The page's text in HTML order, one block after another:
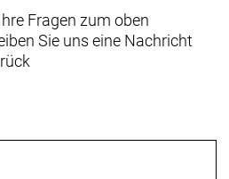
Fragen zum oben
Sie uns eine Nachricht